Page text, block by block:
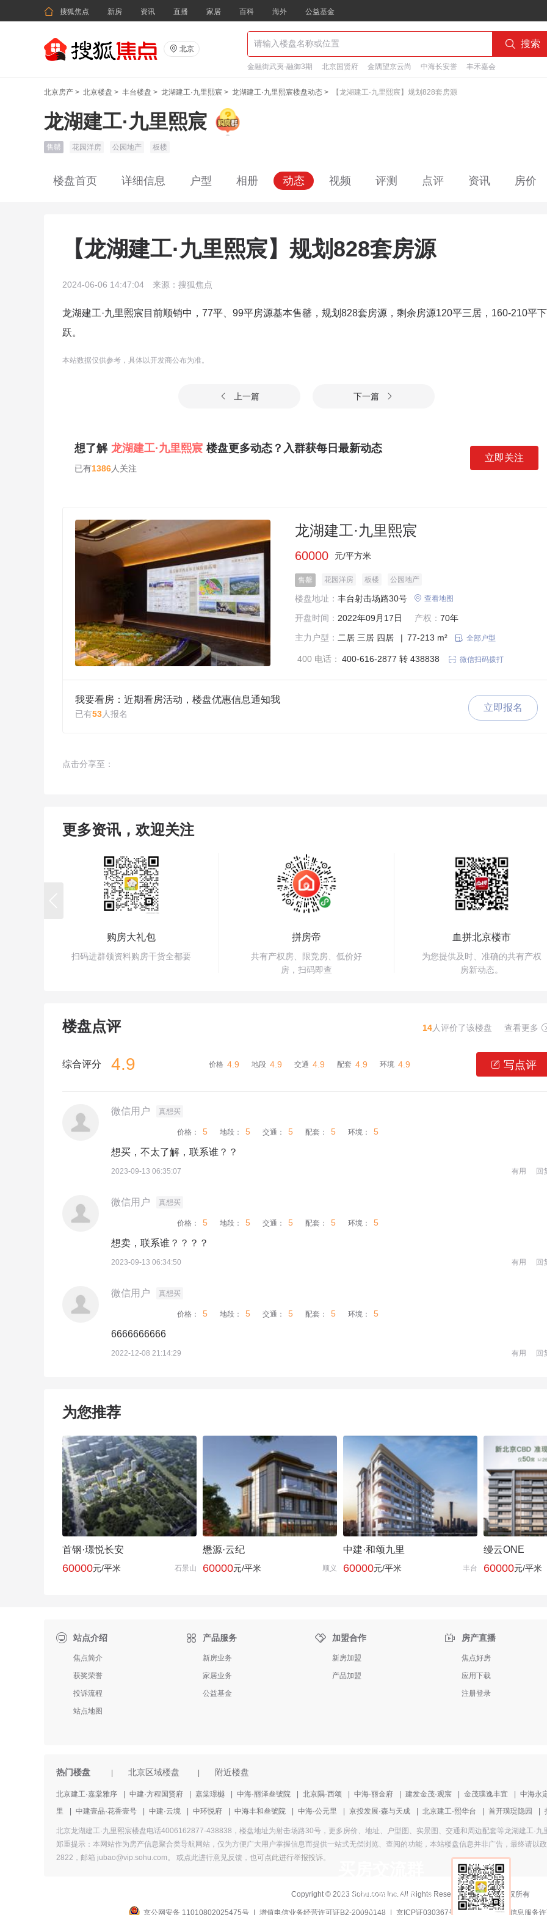
 搜狐焦点 新房 资讯 直播 家居 百科 海外 公益基金
 北京  搜索
金融街武夷·融御3期 北京国贤府 金隅望京云尚 中海长安誉 丰禾嘉会
北京房产 > 北京楼盘 > 丰台楼盘 > 龙湖建工·九里熙宸 > 龙湖建工·九里熙宸楼盘动态 > 【龙湖建工·九里熙宸】规划828套房源
龙湖建工·九里熙宸
售罄 花园洋房 公园地产 板楼
楼盘首页 详细信息 户型 相册 动态 视频 评测 点评 资讯 房价
【龙湖建工·九里熙宸】规划828套房源
2024-06-06 14:47:04 来源：搜狐焦点
龙湖建工·九里熙宸目前顺销中，77平、99平房源基本售罄，规划828套房源，剩余房源120平三居，160-210平下
跃。
本站数据仅供参考，具体以开发商公布为准。
 上一篇 下一篇 
想了解 龙湖建工·九里熙宸 楼盘更多动态？入群获每日最新动态
已有1386人关注
立即关注
龙湖建工·九里熙宸
60000 元/平方米
售罄 花园洋房 板楼 公园地产
楼盘地址： 丰台射击场路30号  查看地图
开盘时间： 2022年09月17日 产权： 70年
主力户型： 二居 三居 四居 | 77-213 m²  全部户型
400 电话： 400-616-2877 转 438838  微信扫码拨打
我要看房：近期看房活动，楼盘优惠信息通知我
已有53人报名
立即报名
点击分享至：
更多资讯，欢迎关注
购房大礼包
扫码进群领资料购房干货全都要
拼房帝
共有产权房、限竞房、低价好
房，扫码即查
血拼北京楼市
为您提供及时、准确的共有产权
房新动态。
楼盘点评 14人评价了该楼盘 查看更多
综合评分 4.9 价格 4.9 地段 4.9 交通 4.9 配套 4.9 环境 4.9  写点评
微信用户 真想买
价格： 5 地段： 5 交通： 5 配套： 5 环境： 5
想买，不太了解，联系谁？？
2023-09-13 06:35:07 有用 回
微信用户 真想买
价格： 5 地段： 5 交通： 5 配套： 5 环境： 5
想卖，联系谁？？？？
2023-09-13 06:34:50 有用 回
微信用户 真想买
价格： 5 地段： 5 交通： 5 配套： 5 环境： 5
6666666666
2022-12-08 21:14:29 有用 回
为您推荐
首钢·璟悦长安
60000元/平米 石景山
懋源·云纪
60000元/平米 顺义
中建·和颂九里
60000元/平米 丰台
缦云ONE
60000元/平米
站点介绍
焦点简介
获奖荣誉
投诉流程
站点地图
 产品服务
新房业务
家居业务
公益基金
 加盟合作
新房加盟
产品加盟
 房产直播
焦点好房
应用下载
注册登录
热门楼盘 北京区域楼盘 附近楼盘
北京建工·嘉棠雅序 中建·方程国贤府 嘉棠璟樾 中海·丽泽叁號院 北京隅·西颂 中海·丽金府 建发金茂·观宸 金茂璞逸丰宜 中海永
里
中建壹品·花香壹号 中建·云境 中环悦府 中海丰和叁號院 中海·公元里 京投发展·森与天成 北京建工·熙华台 首开璞瑅隐园
北京龙湖建工·九里熙宸楼盘电话4006162877-438838，楼盘地址为射击场路30号，更多房价、地址、户型图、实景图、交通和周边配套等龙湖建工·九
郑重提示：本网站作为房产信息聚合类导航网站，仅为方便广大用户掌握信息而提供一站式无偿浏览、查阅的功能，本站楼盘信息并非广告，最终请以
2822，邮箱 jubao@vip.sohu.com。 或点此进行意见反馈， 也可点此进行举报投诉。
Copyright©2023 Sohu.com Inc. All Rights Reserved. 搜狐公司版权所有
京公网安备 11010802025475号 增值电信业务经营许可证B2-20090148 京ICP证030367号-5 | 互联网新闻信息服务
帮你获取买房优惠，提
供置业指导